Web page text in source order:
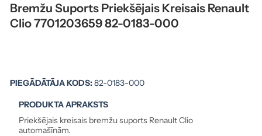
Bremžu Suports Priekšējais Kreisais Renault
Clio 7701203659 82-0183-000
PIEGĀDĀTĀJA KODS:82-0183-000
PRODUKTA APRAKSTS
Priekšējais kreisais bremžu suports Renault Clio
automašīnām.